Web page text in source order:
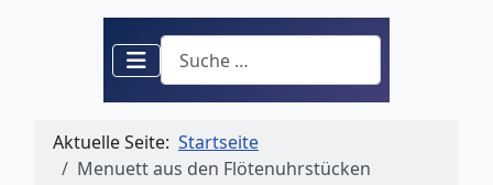
Suchen
Aktuelle Seite: Startseite
Menuett aus den Flötenuhrstücken